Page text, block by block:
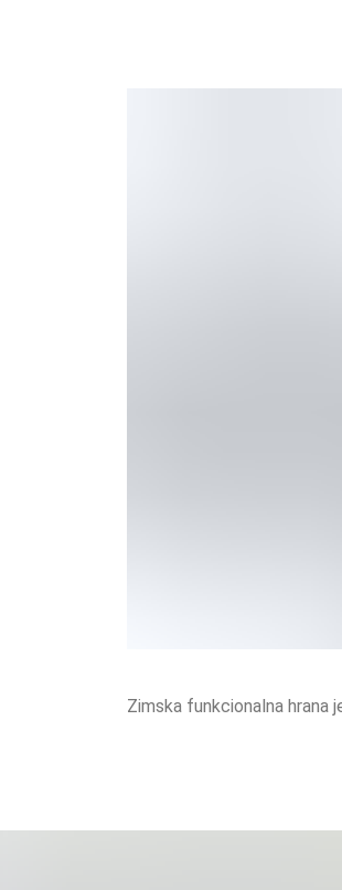
Zimska funkcionalna hrana